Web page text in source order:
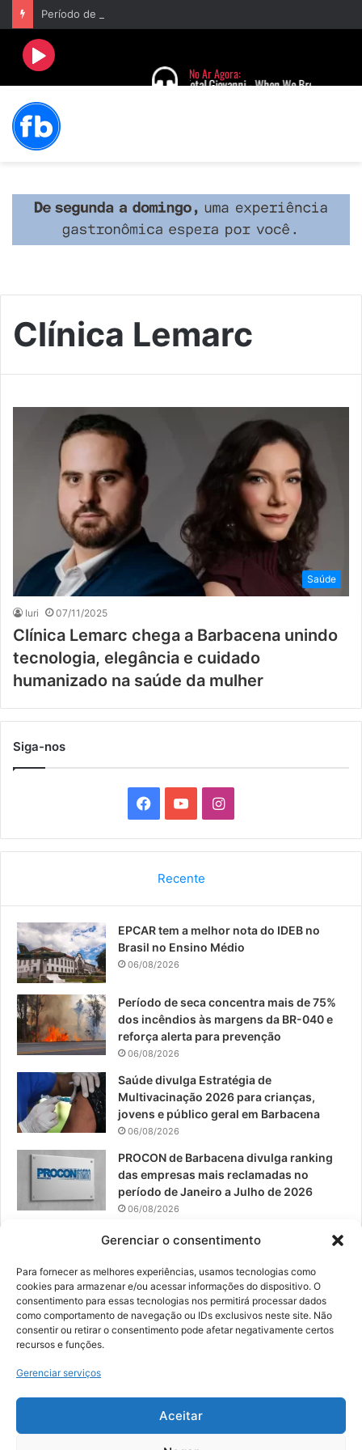
Gerenciar o consentimento
Para fornecer as melhores experiências, usamos tecnologias como
cookies para armazenar e/ou acessar informações do dispositivo. O
consentimento para essas tecnologias nos permitirá processar dados
como comportamento de navegação ou IDs exclusivos neste site. Não
consentir ou retirar o consentimento pode afetar negativamente certos
recursos e funções.
Gerenciar serviços
Aceitar
Clínica Lemarc
Saúde
Iuri 07/11/2025
Clínica Lemarc chega a Barbacena unindo
tecnologia, elegância e cuidado
humanizado na saúde da mulher
Siga-nos
a
b
o
o
k
o
u
e
I
n
a
r
a
Recente
EPCAR tem a melhor nota do IDEB no
Brasil no Ensino Médio
06/08/2026
Período de seca concentra mais de 75%
dos incêndios às margens da BR-040 e
reforça alerta para prevenção
06/08/2026
Saúde divulga Estratégia de
Multivacinação 2026 para crianças,
jovens e público geral em Barbacena
06/08/2026
PROCON de Barbacena divulga ranking
das empresas mais reclamadas no
período de Janeiro a Julho de 2026
06/08/2026
Prefeitura convoca organizações de
Resíduos Sólidos
05/08/2026
© 2026, Todos os direitos reservados | Desenvolvido por:
Digital Business| Hospedado por:NP Publicidade
Fale Conosco
Sobre Nós